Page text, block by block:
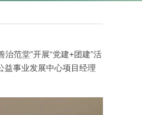
范堂”开展“党建+团建”活
益事业发展中心项目经理